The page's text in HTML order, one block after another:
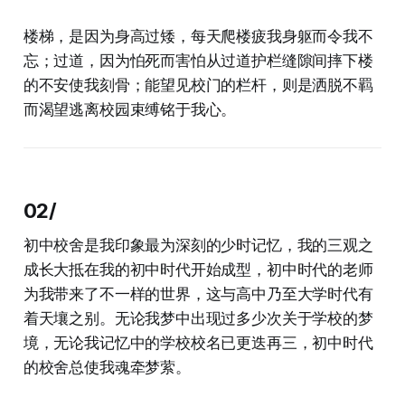
楼梯，是因为身高过矮，每天爬楼疲我身躯而令我不
忘；过道，因为怕死而害怕从过道护栏缝隙间摔下楼
的不安使我刻骨；能望见校门的栏杆，则是洒脱不羁
而渴望逃离校园束缚铭于我心。
02/
初中校舍是我印象最为深刻的少时记忆，我的三观之
成长大抵在我的初中时代开始成型，初中时代的老师
为我带来了不一样的世界，这与高中乃至大学时代有
着天壤之别。无论我梦中出现过多少次关于学校的梦
境，无论我记忆中的学校校名已更迭再三，初中时代
的校舍总使我魂牵梦萦。